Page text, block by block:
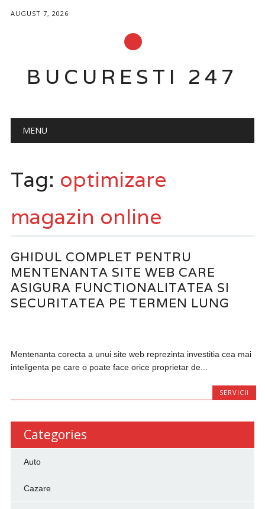
AUGUST 7, 2026
BUCURESTI 247
Main menu
MENU
Tag: optimizare
magazin online
GHIDUL COMPLET PENTRU
MENTENANTA SITE WEB CARE
ASIGURA FUNCTIONALITATEA SI
SECURITATEA PE TERMEN LUNG
Mentenanta corecta a unui site web reprezinta investitia cea mai
inteligenta pe care o poate face orice proprietar de...
SERVICII
Categories
Auto
Cazare